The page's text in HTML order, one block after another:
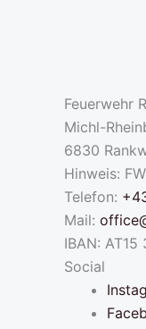
Feuerwehr
Michl-
6830
Hinweis:
Telefon:
Mail:
IBAN:
Social